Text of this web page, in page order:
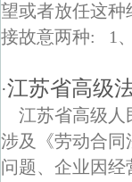
望或者放任这种
接故意两种: 1
·江苏省高级
江苏省高级人
涉及《劳动合同
问题、企业因